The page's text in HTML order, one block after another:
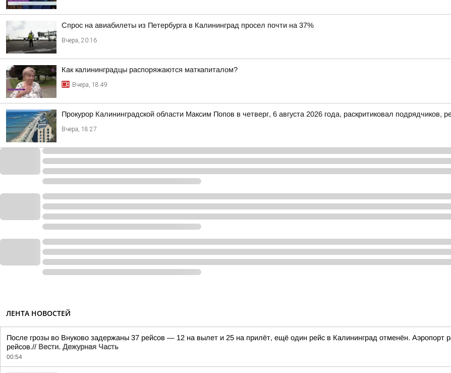
Спрос на авиабилеты из Петербурга в Калининград просел почти на 37%
Вчера, 20:16
Как калининградцы распоряжаются маткапиталом?
Вчера, 18:49
Прокурор Калининградской области Максим Попов в четверг, 6 августа 2026 года, раскритиковал
Вчера, 18:27
ЛЕНТА НОВОСТЕЙ
После грозы во Внуково задержаны 37 рейсов — 12 на вылет и 25 на прилёт, ещё один рейс в Калининград отменён. Аэропорт
рейсов.// Вести. Дежурная Часть
00:54